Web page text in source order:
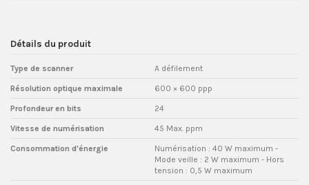
Détails du produit
Type de scanner A défilement
Résolution optique maximale 600 × 600 ppp
Profondeur en bits 24
Vitesse de numérisation 45 Max. ppm
Consommation d'énergie
Numérisation : 40 W maximum -
Mode veille : 2 W maximum - Hors
tension : 0,5 W maximum